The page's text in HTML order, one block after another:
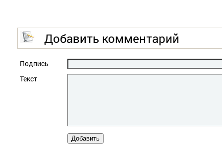
Добавить комментарий
Подпись
Текст